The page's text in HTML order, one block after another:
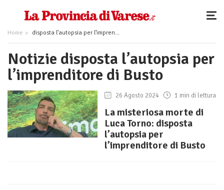
Home disposta l’autopsia per l’imprenditore di Busto
Notizie disposta l’autopsia per
l’imprenditore di Busto
26 Agosto 2024 1 min di lettura
La misteriosa morte di
Luca Torno: disposta
l’autopsia per
l’imprenditore di Busto